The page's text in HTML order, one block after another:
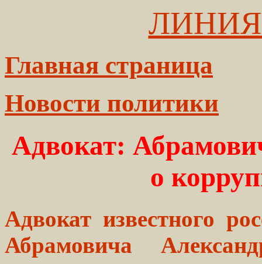
Главная страница
Новости политики
Адвокат:
о
Адвокат известного
Абрамовича